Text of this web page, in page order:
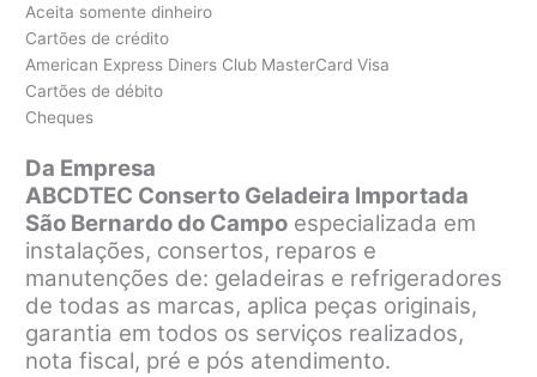
Aceita somente dinheiro
Cartões de crédito
American Express Diners Club MasterCard Visa
Cartões de débito
Cheques
Da Empresa
ABCDTEC Conserto Geladeira Importada
São Bernardo do Campo especializada em
instalações, consertos, reparos e
manutenções de: geladeiras e refrigeradores
de todas as marcas, aplica peças originais,
garantia em todos os serviços realizados,
nota fiscal, pré e pós atendimento.